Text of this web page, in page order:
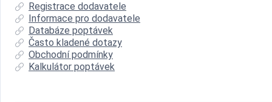
Registrace dodavatele
Informace pro dodavatele
Databáze poptávek
Často kladené dotazy
Obchodní podmínky
Kalkulátor poptávek